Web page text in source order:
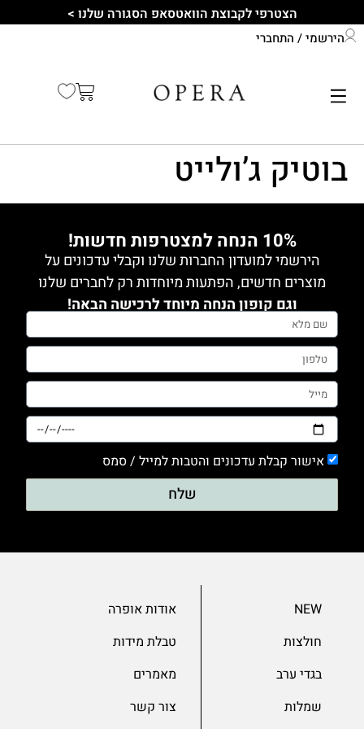
הצטרפי לקבוצת הוואטסאפ הסגורה שלנו >
הירשמי / התחברי
בוטיק ג’ולייט
10% הנחה למצטרפות חדשות!
הירשמי למועדון החברות שלנו וקבלי עדכונים על
מוצרים חדשים, הפתעות מיוחדות רק לחברים שלנו
וגם קופון הנחה מיוחד לרכישה הבאה!
אישור קבלת עדכונים והטבות למייל / סמס
שלח
NEW
חולצות
בגדי ערב
שמלות
אודות אופרה
טבלת מידות
מאמרים
צור קשר